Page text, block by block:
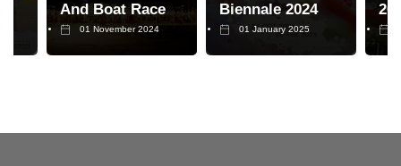
And Boat Race
01 November 2024
Biennale 2024
01 January 2025